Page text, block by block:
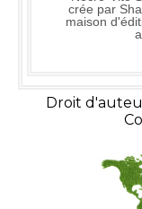
crée par
maison
Droit